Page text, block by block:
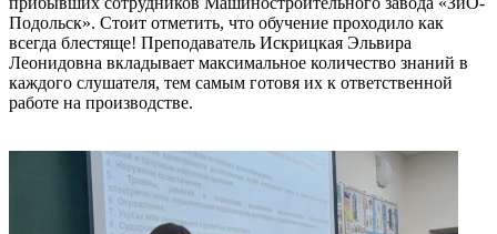
Подольск». Стоит отметить, что обучение проходило как
всегда блестяще! Преподаватель Искрицкая Эльвира
Леонидовна вкладывает максимальное количество знаний в
каждого слушателя, тем самым готовя их к ответственной
работе на производстве.